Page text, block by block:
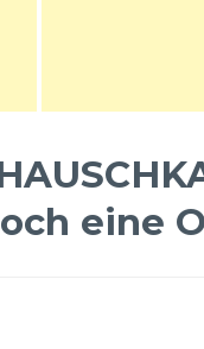
eine